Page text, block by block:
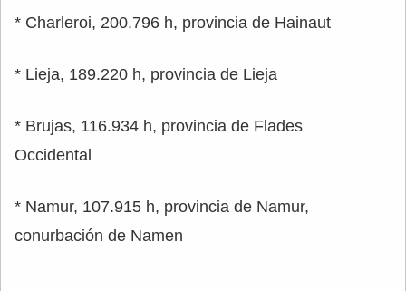
* Charleroi, 200.796 h, provincia de Hainaut
* Lieja, 189.220 h, provincia de Lieja
* Brujas, 116.934 h, provincia de Flades
Occidental
* Namur, 107.915 h, provincia de Namur,
conurbación de Namen